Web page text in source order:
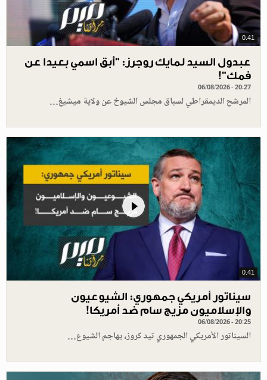
0.41
عبدول السيد لمايك روجرز: "أبق اسمي بعيدا عن
فمك"!
06/08/2026 - 20:27
المرشح الديمقراطي لسباق مجلس الشيوخ عن ولاية ميشيغ…
0.41
سيناتور أمريكي جمهوري: الشيوعيون
والإسلاميون مزيج سام ضد أمريكا!
06/08/2026 - 20:25
السيناتور الأمريكي الجمهوري تيد كروز، يهاجم الشيوع…